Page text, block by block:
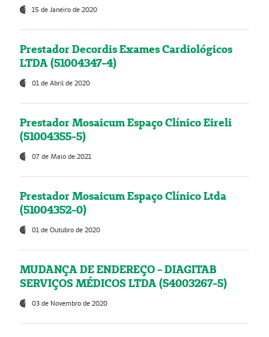
15 de Janeiro de 2020
Prestador Decordis Exames Cardiológicos
LTDA (51004347-4)
01 de Abril de 2020
Prestador Mosaicum Espaço Clínico Eireli
(51004355-5)
07 de Maio de 2021
Prestador Mosaicum Espaço Clínico Ltda
(51004352-0)
01 de Outubro de 2020
MUDANÇA DE ENDEREÇO - DIAGITAB
SERVIÇOS MÉDICOS LTDA (54003267-5)
03 de Novembro de 2020